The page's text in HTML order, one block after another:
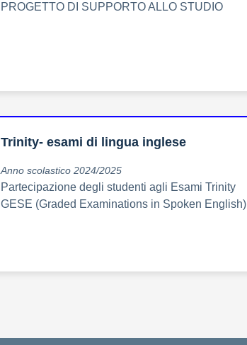
PROGETTO DI SUPPORTO ALLO STUDIO
Trinity- esami di lingua inglese
Anno scolastico 2024/2025
Partecipazione degli studenti agli Esami Trinity
GESE (Graded Examinations in Spoken English)